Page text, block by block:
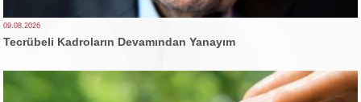
09.08.2026
Tecrübeli Kadroların Devamından Yanayım